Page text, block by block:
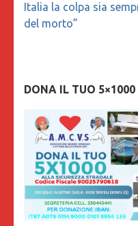
Italia la colpa sia
del morto”
DONA IL TUO 5×1000